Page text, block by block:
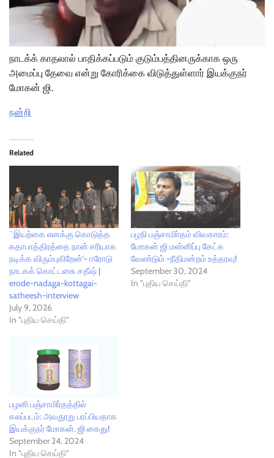
நாடக்க் காதலால் பாதிக்கப்படும் குடும்பத்தினருக்காக ஒரு
அமைப்பு தேவை என்று கோரிக்கை விடுத்துள்ளார் இயக்குநர்
மோகன் ஜி.
நன்றி
Related
`இயற்கை எனக்கு கொடுத்த
கதாபாத்திரத்தை நான் சரியாக
நடிக்க விரும்புகிறேன்’- ஈரோடு
நாடகக் கொட்டகை சதீஷ் |
erode-nadaga-kottagai-
satheesh-interview
July 9, 2026
In "புதிய செய்தி"
பழநி பஞ்சாமிா்தம் விவகாரம்:
மோகன் ஜி மன்னிப்பு கேட்க
வேண்டும் -நீதிமன்றம் உத்தரவு!
September 30, 2024
In "புதிய செய்தி"
பழனி பஞ்சாமிர்தத்தில்
கலப்படம்: அவதூறு பரப்பியதாக
இயக்குநர் மோகன். ஜி கைது!
September 24, 2024
In "புதிய செய்தி"